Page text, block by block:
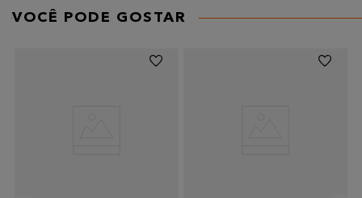
VOCÊ PODE GOSTAR